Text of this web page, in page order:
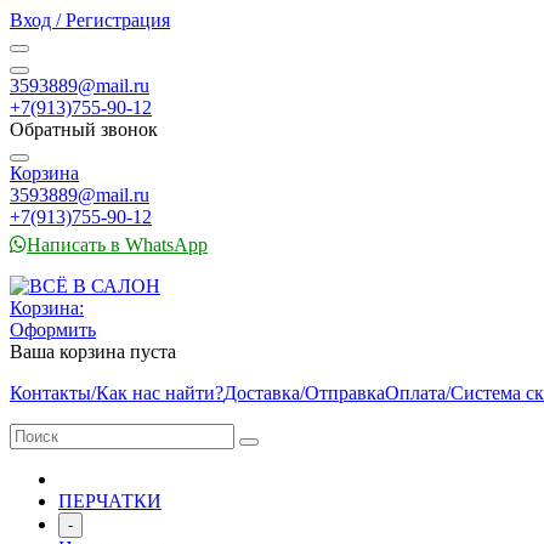
Вход / Регистрация
3593889@mail.ru
+7(913)755-90-12
Обратный звонок
Корзина
3593889@mail.ru
+7(913)755-90-12
Написать в WhatsApp
Корзина:
Оформить
Ваша корзина пуста
Контакты/Как нас найти?Доставка/ОтправкаОплата/Система
ПЕРЧАТКИ
-